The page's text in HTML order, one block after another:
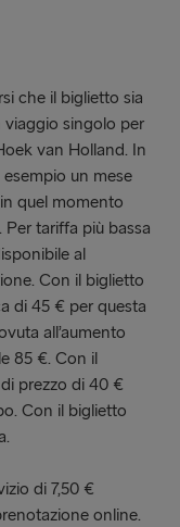
che il biglietto sia
viaggio singolo per
van Holland. In
un mese
quel momento
tariffa più bassa
al
Con il biglietto
di 45 € per questa
all’aumento
85 €. Con il
prezzo di 40 €
Con il biglietto
di 7,50 €
online.